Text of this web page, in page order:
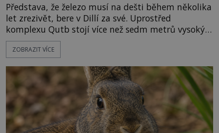
Představa, že železo musí na dešti během několika
let zrezivět, bere v Dillí za své. Uprostřed
komplexu Qutb stojí více než sedm metrů vysoký
železný sloup, který už přibližně 1 600 let odolává
počasí s jen nepatrnými stopami koroze. Jeho
ztracených technologiích či tajemných
materiálech. Moderní metalurgie však ukazuje, že
skutečné vysvětlení je ješt
ZOBRAZIT VÍCE